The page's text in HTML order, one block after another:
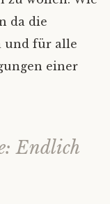
da die
und für alle
einer
Endlich